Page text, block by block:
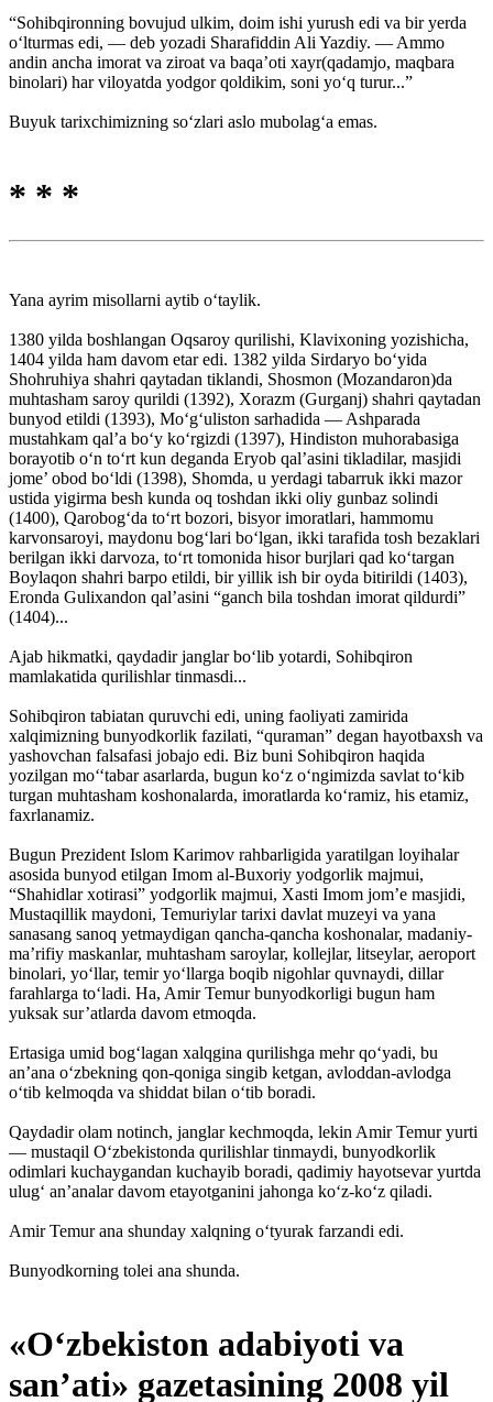
“Sohibqironning bovujud ulkim, doim ishi yurush edi va bir yerda
o‘lturmas edi, — deb yozadi Sharafiddin Ali Yazdiy. — Ammo
andin ancha imorat va ziroat va baqa’oti xayr(qadamjo, maqbara
binolari) har viloyatda yodgor qoldikim, soni yo‘q turur...”
Buyuk tarixchimizning so‘zlari aslo mubolag‘a emas.
* * *
Yana ayrim misollarni aytib o‘taylik.
1380 yilda boshlangan Oqsaroy qurilishi, Klavixoning yozishicha,
1404 yilda ham davom etar edi. 1382 yilda Sirdaryo bo‘yida
Shohruhiya shahri qaytadan tiklandi, Shosmon (Mozandaron)da
muhtasham saroy qurildi (1392), Xorazm (Gurganj) shahri qaytadan
bunyod etildi (1393), Mo‘g‘uliston sarhadida — Ashparada
mustahkam qal’a bo‘y ko‘rgizdi (1397), Hindiston muhorabasiga
borayotib o‘n to‘rt kun deganda Eryob qal’asini tikladilar, masjidi
jome’ obod bo‘ldi (1398), Shomda, u yerdagi tabarruk ikki mazor
ustida yigirma besh kunda oq toshdan ikki oliy gunbaz solindi
(1400), Qarobog‘da to‘rt bozori, bisyor imoratlari, hammomu
karvonsaroyi, maydonu bog‘lari bo‘lgan, ikki tarafida tosh bezaklari
berilgan ikki darvoza, to‘rt tomonida hisor burjlari qad ko‘targan
Boylaqon shahri barpo etildi, bir yillik ish bir oyda bitirildi (1403),
Eronda Gulixandon qal’asini “ganch bila toshdan imorat qildurdi”
(1404)...
Ajab hikmatki, qaydadir janglar bo‘lib yotardi, Sohibqiron
mamlakatida qurilishlar tinmasdi...
Sohibqiron tabiatan quruvchi edi, uning faoliyati zamirida
xalqimizning bunyodkorlik fazilati, “quraman” degan hayotbaxsh va
yashovchan falsafasi jobajo edi. Biz buni Sohibqiron haqida
yozilgan mo‘‘tabar asarlarda, bugun ko‘z o‘ngimizda savlat to‘kib
turgan muhtasham koshonalarda, imoratlarda ko‘ramiz, his etamiz,
faxrlanamiz.
Bugun Prezident Islom Karimov rahbarligida yaratilgan loyihalar
asosida bunyod etilgan Imom al-Buxoriy yodgorlik majmui,
“Shahidlar xotirasi” yodgorlik majmui, Xasti Imom jom’e masjidi,
Mustaqillik maydoni, Temuriylar tarixi davlat muzeyi va yana
sanasang sanoq yetmaydigan qancha-qancha koshonalar, madaniy-
ma’rifiy maskanlar, muhtasham saroylar, kollejlar, litseylar, aeroport
binolari, yo‘llar, temir yo‘llarga boqib nigohlar quvnaydi, dillar
farahlarga to‘ladi. Ha, Amir Temur bunyodkorligi bugun ham
yuksak sur’atlarda davom etmoqda.
Ertasiga umid bog‘lagan xalqgina qurilishga mehr qo‘yadi, bu
an’ana o‘zbekning qon-qoniga singib ketgan, avloddan-avlodga
o‘tib kelmoqda va shiddat bilan o‘tib boradi.
Qaydadir olam notinch, janglar kechmoqda, lekin Amir Temur yurti
— mustaqil O‘zbekistonda qurilishlar tinmaydi, bunyodkorlik
odimlari kuchaygandan kuchayib boradi, qadimiy hayotsevar yurtda
ulug‘ an’analar davom etayotganini jahonga ko‘z-ko‘z qiladi.
Amir Temur ana shunday xalqning o‘tyurak farzandi edi.
Bunyodkorning tolei ana shunda.
«O‘zbekiston adabiyoti va
san’ati» gazetasining 2008 yil